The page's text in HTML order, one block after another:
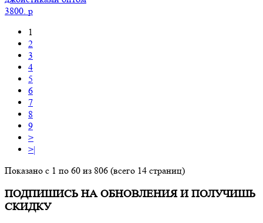
3800. p
1
2
3
4
5
6
7
8
9
>
>|
Показано с 1 по 60 из 806 (всего 14 страниц)
ПОДПИШИСЬ НА ОБНОВЛЕНИЯ И ПОЛУЧИШЬ
СКИДКУ